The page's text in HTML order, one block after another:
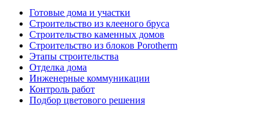
Готовые дома и участки
Строительство из клееного бруса
Строительство каменных домов
Строительство из блоков Porotherm
Этапы строительства
Отделка дома
Инженерные коммуникации
Контроль работ
Подбор цветового решения